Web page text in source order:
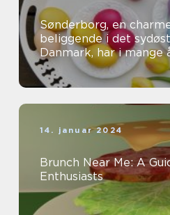
Sønderborg, en
beliggende i det
Danmark, har i
populært rejsemål for
eventyrrejsende og
14. januar 2024
Brunch Near Me: A
Enthusiasts